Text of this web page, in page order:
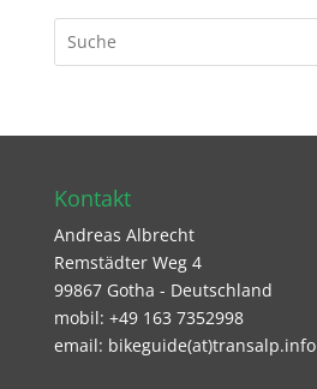
Kontakt
Andreas Albrecht
Remstädter Weg 4
99867 Gotha - Deutschland
mobil: +49 163 7352998
email: bikeguide(at)transalp.info